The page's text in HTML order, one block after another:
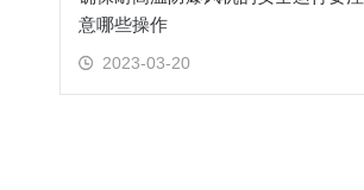
意哪些操作
2023-03-20